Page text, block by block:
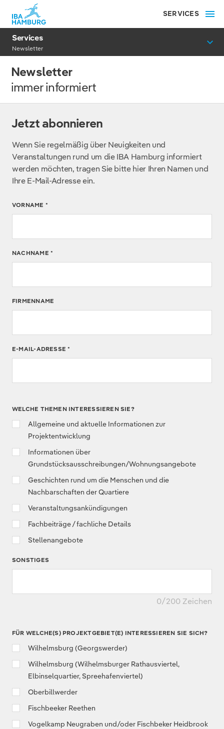
SERVICES
Services
Newsletter
Newsletter
immer informiert
Jetzt abonnieren
Wenn Sie regelmäßig über Neuigkeiten und
Veranstaltungen rund um die IBA Hamburg informiert
werden möchten, tragen Sie bitte hier Ihren Namen und
Ihre E-Mail-Adresse ein.
VORNAME *
NACHNAME *
FIRMENNAME
E-MAIL-ADRESSE *
WELCHE THEMEN INTERESSIEREN SIE?
Allgemeine und aktuelle Informationen zur
Projektentwicklung
Informationen über
Grundstücksausschreibungen/Wohnungsangebote
Geschichten rund um die Menschen und die
Nachbarschaften der Quartiere
Veranstaltungsankündigungen
Fachbeiträge / fachliche Details
Stellenangebote
SONSTIGES
0/200 Zeichen
FÜR WELCHE(S) PROJEKTGEBIET(E) INTERESSIEREN SIE SICH?
Wilhelmsburg (Georgswerder)
Wilhelmsburg (Wilhelmsburger Rathausviertel,
Elbinselquartier, Spreehafenviertel)
Oberbillwerder
Fischbeeker Reethen
Vogelkamp Neugraben und/oder Fischbeker Heidbrook